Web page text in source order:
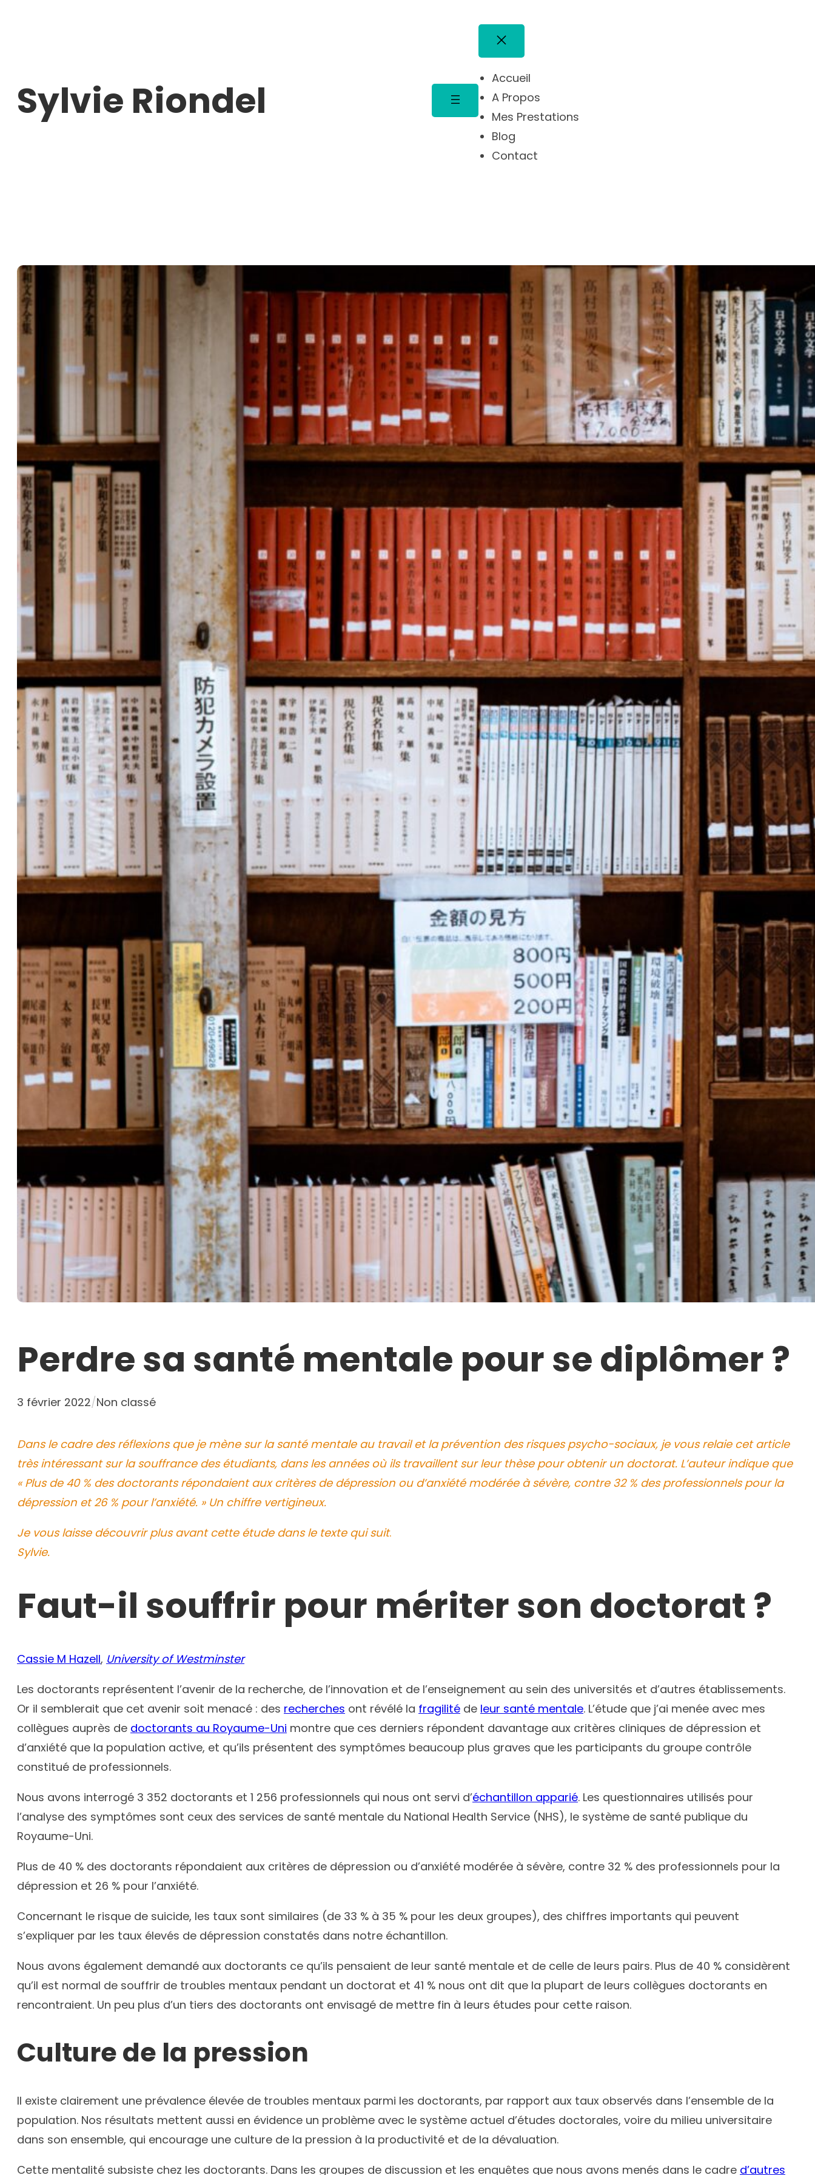
Sylvie Riondel
Accueil
A Propos
Mes Prestations
Blog
Contact
Perdre sa santé mentale pour se diplômer ?
3 février 2022/Non classé
Dans le cadre des réflexions que je mène sur la santé mentale au travail et la prévention des risques psycho-sociaux, je vous relaie cet article
très intéressant sur la souffrance des étudiants, dans les années où ils travaillent sur leur thèse pour obtenir un doctorat. L’auteur indique que
« Plus de 40 % des doctorants répondaient aux critères de dépression ou d’anxiété modérée à sévère, contre 32 % des professionnels pour la
dépression et 26 % pour l’anxiété. » Un chiffre vertigineux.
Je vous laisse découvrir plus avant cette étude dans le texte qui suit.
Sylvie.
Faut-il souffrir pour mériter son doctorat ?
Cassie M Hazell, University of Westminster
Les doctorants représentent l’avenir de la recherche, de l’innovation et de l’enseignement au sein des universités et d’autres établissements.
Or il semblerait que cet avenir soit menacé : des recherches ont révélé la fragilité de leur santé mentale. L’étude que j’ai menée avec mes
collègues auprès de doctorants au Royaume-Uni montre que ces derniers répondent davantage aux critères cliniques de dépression et
d’anxiété que la population active, et qu’ils présentent des symptômes beaucoup plus graves que les participants du groupe contrôle
constitué de professionnels.
Nous avons interrogé 3 352 doctorants et 1 256 professionnels qui nous ont servi d’échantillon apparié. Les questionnaires utilisés pour
l’analyse des symptômes sont ceux des services de santé mentale du National Health Service (NHS), le système de santé publique du
Royaume-Uni.
Plus de 40 % des doctorants répondaient aux critères de dépression ou d’anxiété modérée à sévère, contre 32 % des professionnels pour la
dépression et 26 % pour l’anxiété.
Concernant le risque de suicide, les taux sont similaires (de 33 % à 35 % pour les deux groupes), des chiffres importants qui peuvent
s’expliquer par les taux élevés de dépression constatés dans notre échantillon.
Nous avons également demandé aux doctorants ce qu’ils pensaient de leur santé mentale et de celle de leurs pairs. Plus de 40 % considèrent
qu’il est normal de souffrir de troubles mentaux pendant un doctorat et 41 % nous ont dit que la plupart de leurs collègues doctorants en
rencontraient. Un peu plus d’un tiers des doctorants ont envisagé de mettre fin à leurs études pour cette raison.
Culture de la pression
Il existe clairement une prévalence élevée de troubles mentaux parmi les doctorants, par rapport aux taux observés dans l’ensemble de la
population. Nos résultats mettent aussi en évidence un problème avec le système actuel d’études doctorales, voire du milieu universitaire
dans son ensemble, qui encourage une culture de la pression à la productivité et de la dévaluation.
Cette mentalité subsiste chez les doctorants. Dans les groupes de discussion et les enquêtes que nous avons menés dans le cadre d’autres